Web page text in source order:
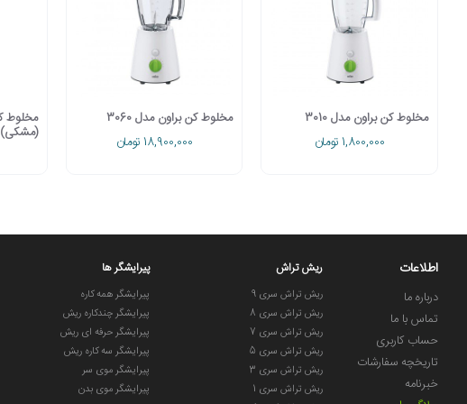
مخلوط کن براون مدل 3010
1,800,000 تومان
مخلوط کن براون مدل 3060
18,900,000 تومان
(مشکی)
اطلاعات
درباره ما
تماس با ما
حساب کاربری
تاریخچه سفارشات
خبرنامه
ریش تراش
ریش تراش سری 9
ریش تراش سری 8
ریش تراش سری 7
ریش تراش سری 5
ریش تراش سری 3
ریش تراش سری 1
پیرایشگر ها
پیرایشگر همه کاره
پیرایشگر چندکاره ریش
پیرایشگر حرفه ای ریش
پیرایشگر سه کاره ریش
پیرایشگر موی سر
پیرایشگر موی بدن